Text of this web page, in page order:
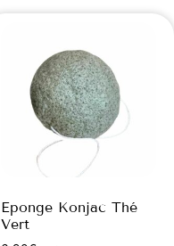
Eponge Konjac Thé
Vert